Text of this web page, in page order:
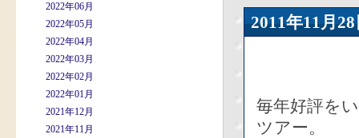
2022年06月
2022年05月
2022年04月
2022年03月
2022年02月
2022年01月
2021年12月
2021年11月
2011年11
毎年好評を
ツアー。